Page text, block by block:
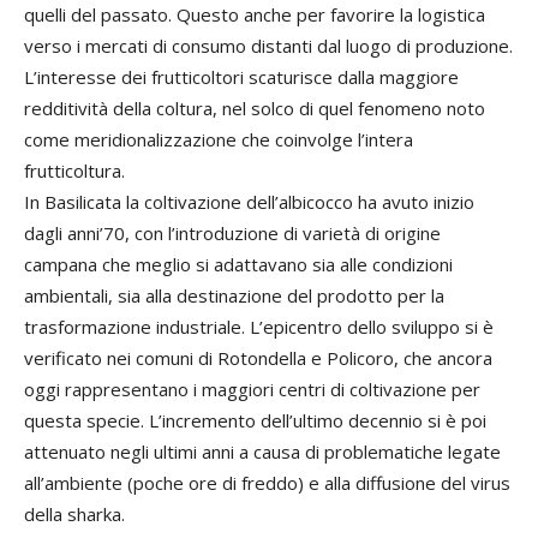
quelli del passato. Questo anche per favorire la logistica
verso i mercati di consumo distanti dal luogo di produzione.
L’interesse dei frutticoltori scaturisce dalla maggiore
redditività della coltura, nel solco di quel fenomeno noto
come meridionalizzazione che coinvolge l’intera
frutticoltura.
In Basilicata la coltivazione dell’albicocco ha avuto inizio
dagli anni’70, con l’introduzione di varietà di origine
campana che meglio si adattavano sia alle condizioni
ambientali, sia alla destinazione del prodotto per la
trasformazione industriale. L’epicentro dello sviluppo si è
verificato nei comuni di Rotondella e Policoro, che ancora
oggi rappresentano i maggiori centri di coltivazione per
questa specie. L’incremento dell’ultimo decennio si è poi
attenuato negli ultimi anni a causa di problematiche legate
all’ambiente (poche ore di freddo) e alla diffusione del virus
della sharka.